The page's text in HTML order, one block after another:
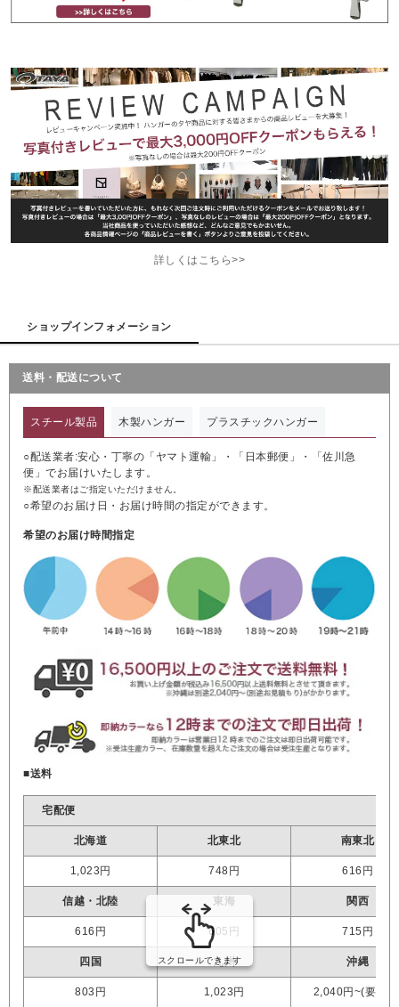
詳しくはこちら>>
ショップインフォメーション
送料・配送について
スチール製品 木製ハンガー プラスチックハンガー
○配送業者:安心・丁寧の「ヤマト運輸」・「日本郵便」・「佐川急
便」でお届けいたします。
※配送業者はご指定いただけません。
○希望のお届け日・お届け時間の指定ができます。
希望のお届け時間指定
■送料
宅配便
北海道 北東北 南東北
1,023円 748円 616円
信越・北陸 東海 関西
616円 605円 715円
四国 九州 沖縄
803円 1,023円 2,040円~(要見